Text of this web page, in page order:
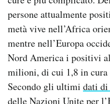
persone attualmente
metà vive nell’Africa
mentre nell’Europa
Nord America i positivi
milioni, di cui 1,8 in
Secondo gli ultimi dati
delle Nazioni Unite per